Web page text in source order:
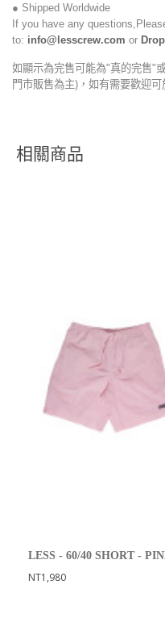
● Shipped Worldwide
If you have any
to: info@lesscrew.com or
如顯示為完售可能為"真的完售"
門市販售為主)，如有需要歡迎可
相關商品
LESS - 60/40 SHORT -
NT1,980